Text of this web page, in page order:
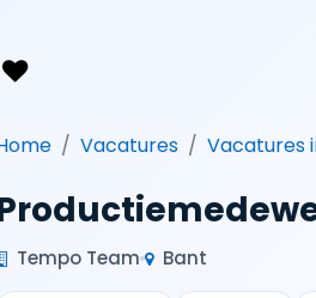
Vacatures Vacatures
Tempo Team Bant